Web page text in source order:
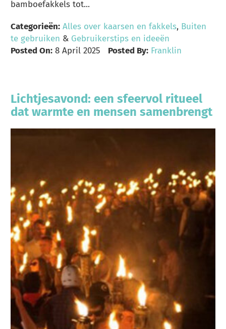
bamboefakkels tot...
Categorieën: Alles over kaarsen en fakkels, Buiten
te gebruiken & Gebruikerstips en ideeën
Posted On: 8 April 2025 Posted By: Franklin
Lichtjesavond: een sfeervol ritueel
dat warmte en mensen samenbrengt